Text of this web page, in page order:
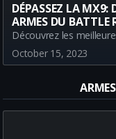
DÉPASSEZ LA MX9:
ARMES DU BATTLE
October 15, 2023